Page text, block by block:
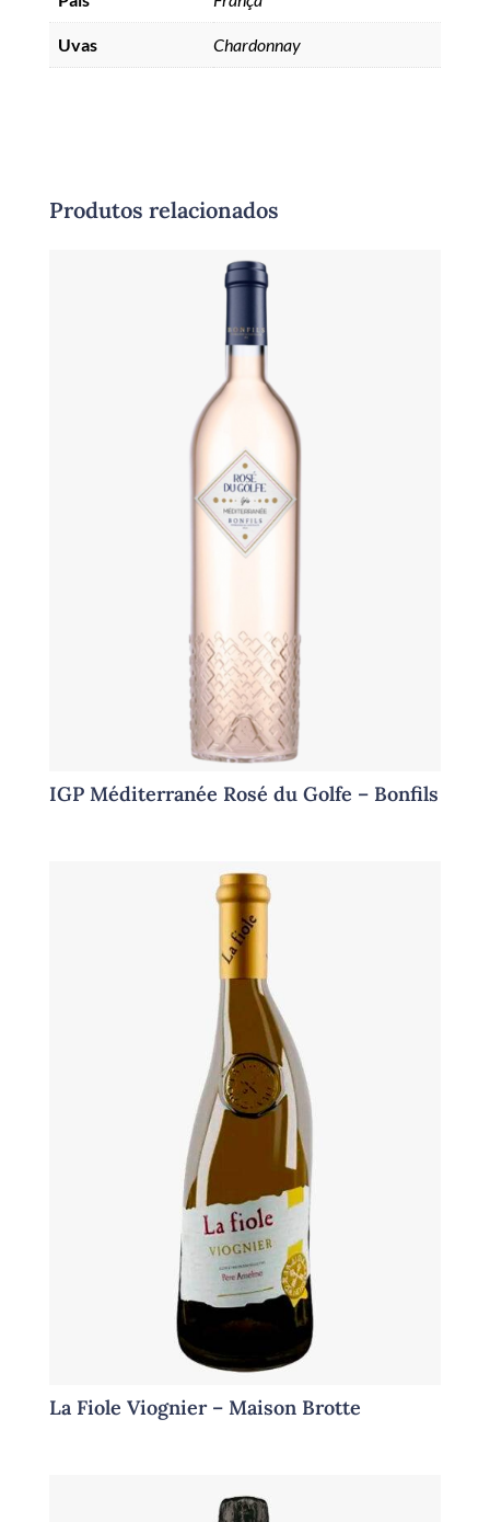
Uvas Chardonnay
Produtos relacionados
IGP Méditerranée Rosé du Golfe – Bonfils
La Fiole Viognier – Maison Brotte